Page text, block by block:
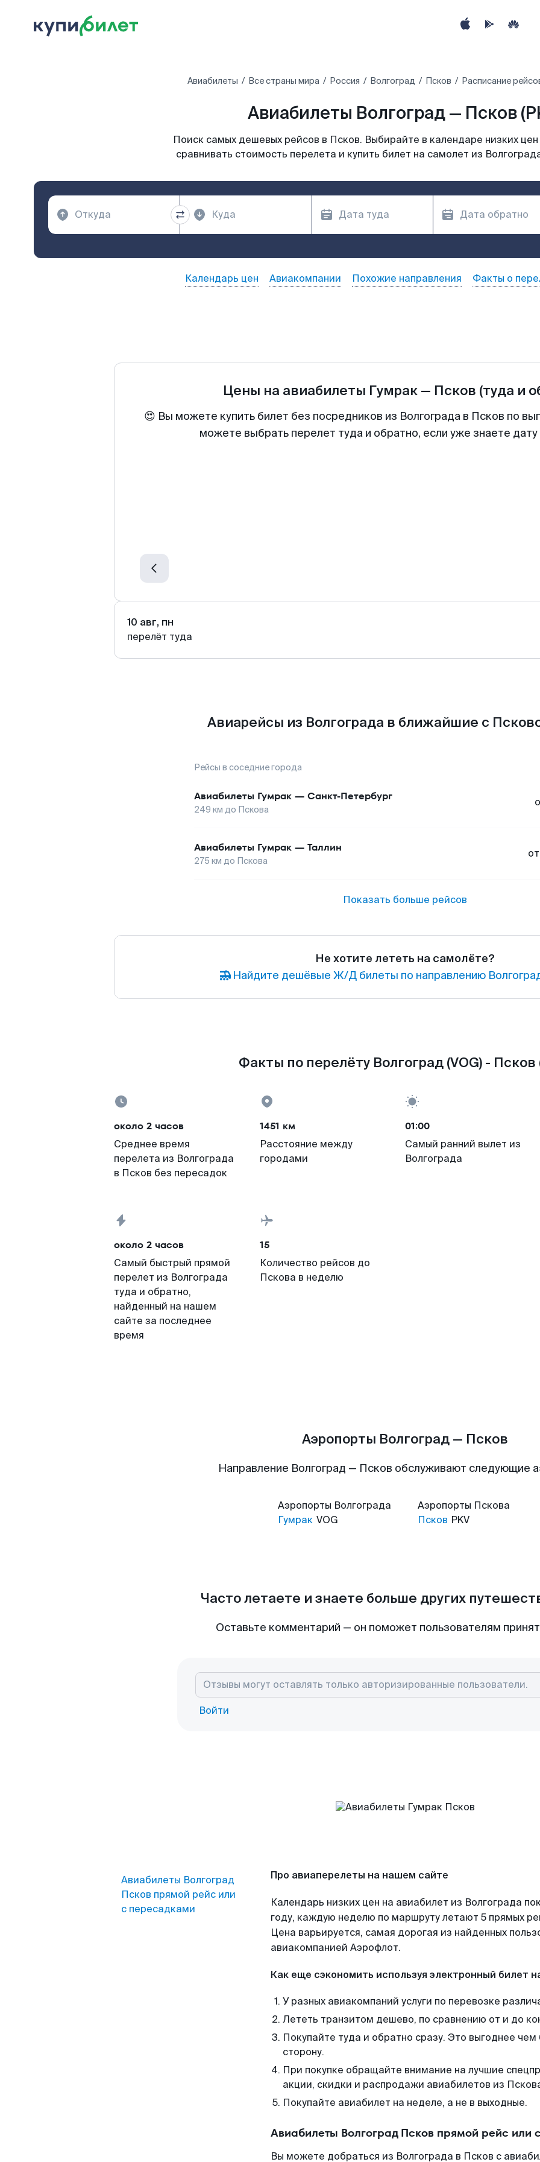
Авиабилеты Все страны мира Россия Волгоград Псков Расписание
Авиабилеты Волгоград — Псков
Поиск самых дешевых рейсов в Псков. Выбирайте в календаре низких
сравнивать стоимость перелета и купить билет на самолет из
Календарь цен Авиакомпании Похожие направления Факты о
Цены на авиабилеты Гумрак — Псков (туда и
😍 Вы можете купить билет без посредников из Волгограда в Псков по
можете выбрать перелет туда и обратно, если уже знаете
10 авг, пн
перелёт туда
Авиарейсы из Волгограда в ближайшие с
Рейсы в соседние города
Авиабилеты Гумрак — Санкт-Петербург
249 км до Пскова
Авиабилеты Гумрак — Таллин
275 км до Пскова
от
Показать больше рейсов
Не хотите лететь на самолёте?
Найдите дешёвые Ж/Д билеты по направлению
Факты по перелёту Волгоград (VOG) - Псков
около 2 часов
Среднее время
перелета из Волгограда
в Псков без пересадок
1451 км
Расстояние между
городами
01:00
Самый ранний вылет из
Волгограда
около 2 часов
Самый быстрый прямой
перелет из Волгограда
туда и обратно,
найденный на нашем
сайте за последнее
время
15
Количество рейсов до
Пскова в неделю
Аэропорты Волгоград — Псков
Направление Волгоград — Псков обслуживают следующие
Аэропорты Волгограда
Гумрак VOG
Аэропорты Пскова
Псков PKV
Часто летаете и знаете больше других
Оставьте комментарий — он поможет пользователям
Войти
Авиабилеты Волгоград
Псков прямой рейс или
с пересадками
Про авиаперелеты на нашем сайте
Календарь низких цен на авиабилет из Волгограда
году, каждую неделю по маршруту летают 5 прямых
Цена варьируется, самая дорогая из найденных
авиакомпанией Аэрофлот.
Как еще сэкономить используя электронный билет
У разных авиакомпаний услуги по перевозке
Лететь транзитом дешево, по сравнению от и до
Покупайте туда и обратно сразу. Это выгоднее
сторону.
При покупке обращайте внимание на лучшие
акции, скидки и распродажи авиабилетов из
Покупайте авиабилет на неделе, а не в выходные.
Авиабилеты Волгоград Псков прямой рейс или
Вы можете добраться из Волгограда в Псков с